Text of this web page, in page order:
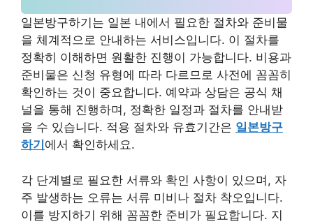
일본방구하기는 일본 내에서 필요한 절차와 준비물
을 체계적으로 안내하는 서비스입니다. 이 절차를
정확히 이해하면 원활한 진행이 가능합니다. 비용과
준비물은 신청 유형에 따라 다르므로 사전에 꼼꼼히
확인하는 것이 중요합니다. 예약과 상담은 공식 채
널을 통해 진행하며, 정확한 일정과 절차를 안내받
을 수 있습니다. 적용 절차와 유효기간은 일본방구
하기 에서 확인하세요.
각 단계별로 필요한 서류와 확인 사항이 있으며, 자
주 발생하는 오류는 서류 미비나 절차 착오입니다.
이를 방지하기 위해 꼼꼼한 준비가 필요합니다. 지